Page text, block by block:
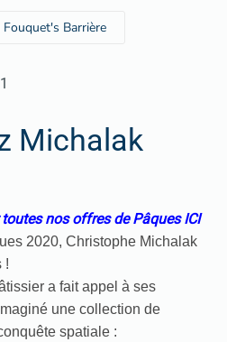
Barrière
Michalak
toutes nos offres de Pâques ICI
2020, Christophe Michalak
!
a fait appel à ses
une collection de
spatiale :